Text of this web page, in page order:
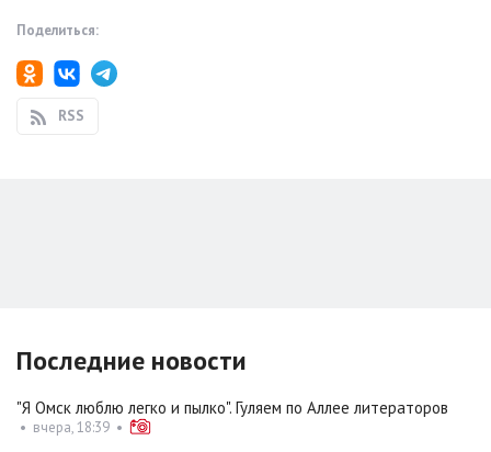
Поделиться:
RSS
Последние новости
"Я Омск люблю легко и пылко". Гуляем по Аллее литераторов
• вчера, 18:39 •